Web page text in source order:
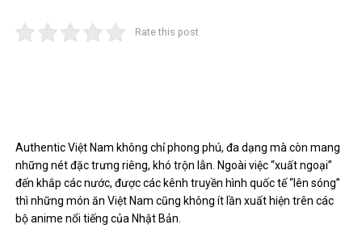
Rate this post
Authentic Việt Nam không chỉ phong phú, đa dạng mà còn mang
những nét đặc trưng riêng, khó trộn lẫn. Ngoài việc “xuất ngoại”
đến khắp các nước, được các kênh truyền hình quốc tế “lên sóng”
thì những món ăn Việt Nam cũng không ít lần xuất hiện trên các
bộ anime nổi tiếng của Nhật Bản.